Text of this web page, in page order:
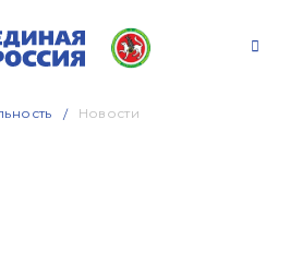
Новости